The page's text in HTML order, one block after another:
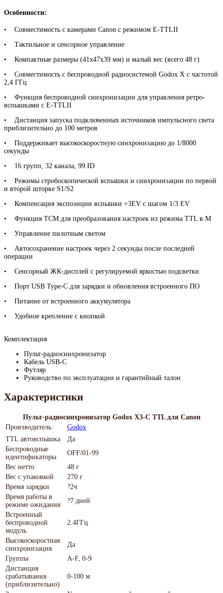
Особенности:
• Совместимость с камерами Canon с режимом E-TTLII
• Тактильное и сенсорное управление
• Компактные размеры (41х47х39 мм) и малый вес (всего 48 г)
• Совместимость с беспроводной радиосистемой Godox X с частотой
2,4 ГГц
• Функция беспроводной синхронизации для управления ретро-
вспышками с E-TTLII
• Дистанция запуска подключенных источников импульсного света
приблизительно до 100 метров
• Поддерживает высокоскоростную синхронизацию до 1/8000
секунды
• 16 групп, 32 канала, 99 ID
• Режимы стробоскопической вспышки и синхронизации по первой
и второй шторке S1/S2
• Компенсация экспозиции вспышки +3EV с шагом 1/3 EV
• Функция TCM для преобразования настроек из режима TTL в M
• Управление пилотным светом
• Автосохранение настроек через 2 секунды после последней
операции
• Сенсорный ЖК-дисплей с регулируемой яркостью подсветки
• Порт USB Type-C для зарядки и обновления встроенного ПО
• Питание от встроенного аккумулятора
• Удобное крепление с кнопкой
Комплектация
Пульт-радиосинхронизатор
Кабель USB-C
Футляр
Руководство по эксплуатации и гарантийный талон
Характеристики
Пульт-радиосинхронизатор Godox X3-C TTL для Canon
Производитель:
Godox
TTL автовспышка
Да
Беспроводные
идентификаторы
OFF/01-99
Вес нетто
48 г
Вес с упаковкой
270 г
Время зарядки
?2ч
Время работы в
режиме ожидания
?7 дней
Встроенный
беспроводной
модуль
2.4ГГц
Высокоскоростная
синхронизация
Да
Группы
A-F, 0-9
Дистанция
срабатывания
(приблизительно)
0-100 м